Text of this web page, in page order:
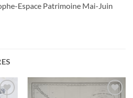
Espace Patrimoine Mai-Juin